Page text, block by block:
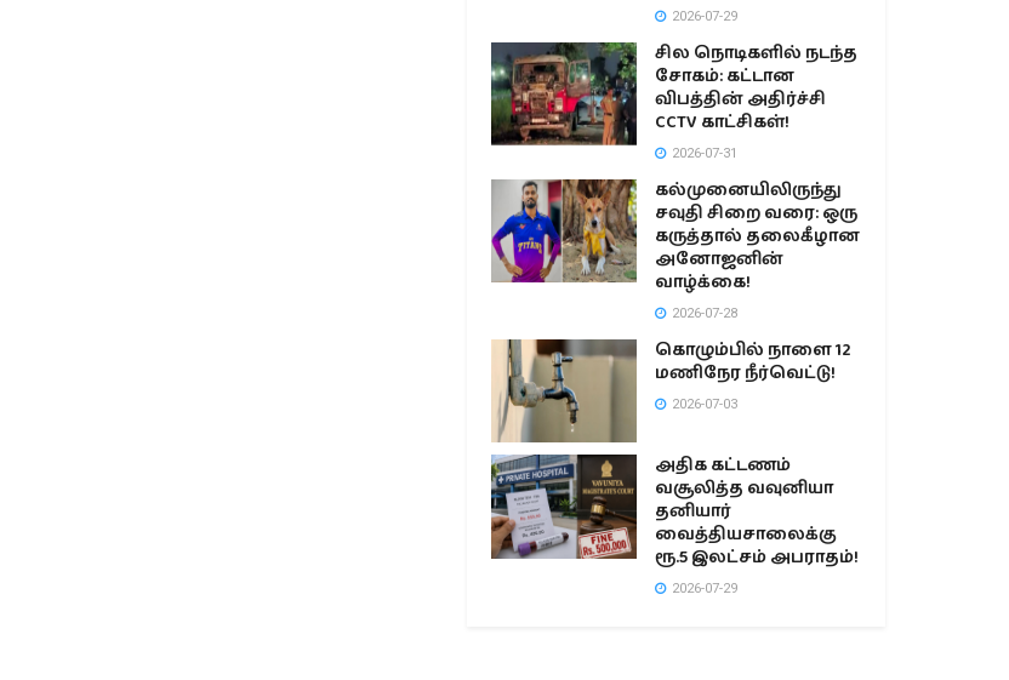
2026-07-29
சில நொடிகளில் நடந்த
சோகம்: கட்டான
விபத்தின் அதிர்ச்சி
CCTV காட்சிகள்!
2026-07-31
கல்முனையிலிருந்து
சவுதி சிறை வரை: ஒரு
கருத்தால் தலைகீழான
அனோஜனின்
வாழ்க்கை!
2026-07-28
கொழும்பில் நாளை 12
மணிநேர நீர்வெட்டு!
2026-07-03
அதிக கட்டணம்
வசூலித்த வவுனியா
தனியார்
வைத்தியசாலைக்கு
ரூ.5 இலட்சம் அபராதம்!
2026-07-29